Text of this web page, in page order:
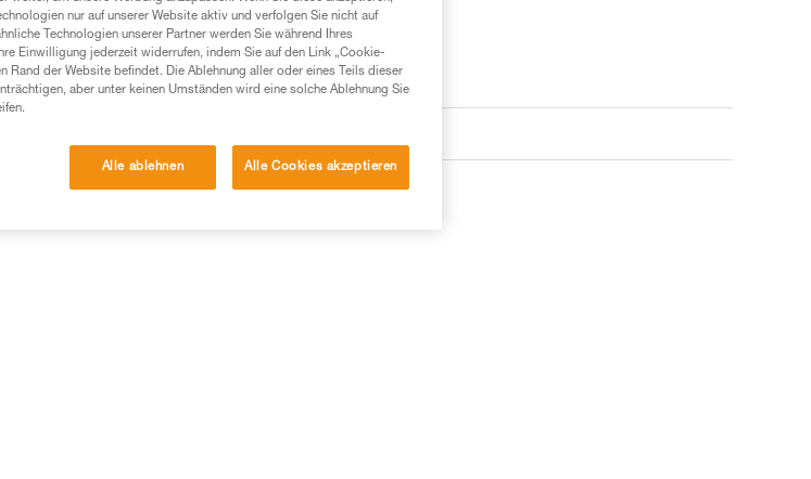
nur auf unserer Website aktiv und verfolgen Sie nicht auf
Technologien unserer Partner werden Sie während Ihres
Einwilligung jederzeit widerrufen, indem Sie auf den Link „Cookie-
Rand der Website befindet. Die Ablehnung aller oder eines Teils dieser
aber unter keinen Umständen wird eine solche Ablehnung Sie
Alle ablehnen Alle Cookies akzeptieren